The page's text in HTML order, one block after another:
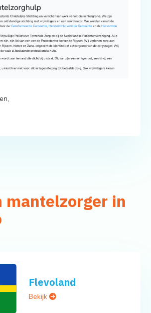
mantelzorger in
Flevoland
Bekijk